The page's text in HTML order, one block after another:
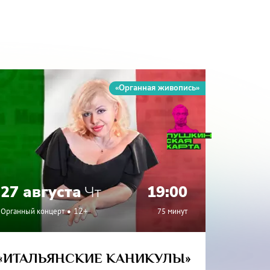
«Органная живопись»
27 августаЧт 19:00
Органный концерт 12+ 75 минут
КАНИКУЛЫ»